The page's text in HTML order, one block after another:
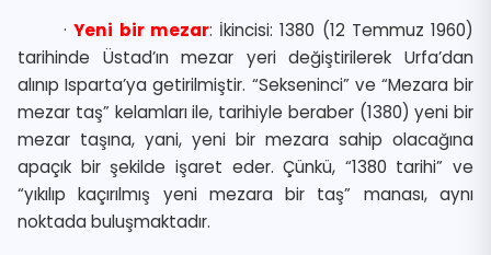
·Yeni bir mezar: İkincisi: 1380 (12 Temmuz 1960)
tarihinde Üstad’ın mezar yeri değiştirilerek Urfa’dan
alınıp Isparta’ya getirilmiştir. “Sekseninci” ve “Mezara bir
mezar taş” kelamları ile, tarihiyle beraber (1380) yeni bir
mezar taşına, yani, yeni bir mezara sahip olacağına
apaçık bir şekilde işaret eder. Çünkü, “1380 tarihi” ve
“yıkılıp kaçırılmış yeni mezara bir taş” manası, aynı
noktada buluşmaktadır.